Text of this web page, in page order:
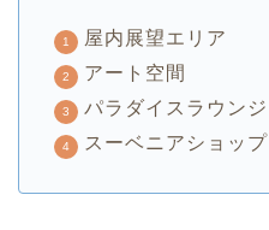
屋内展望エリア
アート空間
パラダイスラウンジ
スーベニアショップ